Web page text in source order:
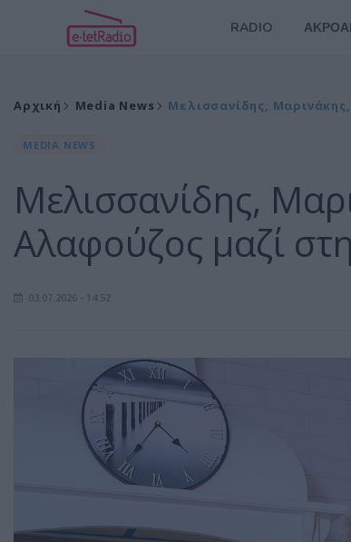
RADIO
Αρχική Media News Μελισσανίδης,
MEDIA NEWS
Μελισσανίδης,
Αλαφούζος μαζί
03.07.2026 - 14:52